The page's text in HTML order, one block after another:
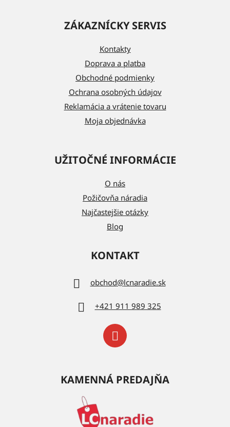
ZÁKAZNÍCKY SERVIS
Kontakty
Doprava a platba
Obchodné podmienky
Ochrana osobných údajov
Reklamácia a vrátenie tovaru
Moja objednávka
UŽITOČNÉ INFORMÁCIE
O nás
Požičovňa náradia
Najčastejšie otázky
Blog
KONTAKT
obchod@lcnaradie.sk
+421 911 989 325
KAMENNÁ PREDAJŇA